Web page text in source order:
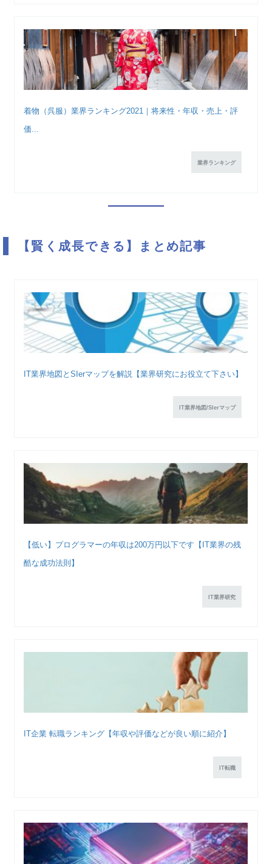
着物（呉服）業界ランキング2021｜将来性・年収・売上・評
価...
業界ランキング
【賢く成長できる】まとめ記事
IT業界地図とSIerマップを解説【業界研究にお役立て下さい】
IT業界地図/SIerマップ
【低い】プログラマーの年収は200万円以下です【IT業界の残
酷な成功法則】
IT業界研究
IT企業 転職ランキング【年収や評価などが良い順に紹介】
IT転職